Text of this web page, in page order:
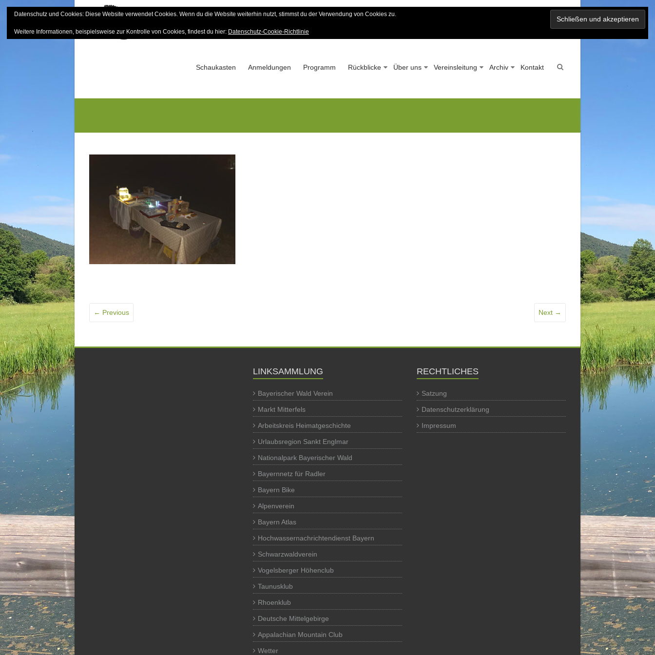
to
Bayerischer Wald-Verein
Sektion Mitterfels e.V. – Seit 1963
Schaukasten Anmeldungen Programm Rückblicke Über uns Vereinsleitung Archiv Kontakt
← Previous Next →
LINKSAMMLUNG
Bayerischer Wald Verein
Markt Mitterfels
Arbeitskreis Heimatgeschichte
Urlaubsregion Sankt Englmar
Nationalpark Bayerischer Wald
Bayernnetz für Radler
Bayern Bike
Alpenverein
Bayern Atlas
Hochwassernachrichtendienst Bayern
Schwarzwaldverein
Vogelsberger Höhenclub
Taunusklub
Rhoenklub
Deutsche Mittelgebirge
Appalachian Mountain Club
Wetter
RECHTLICHES
Satzung
Datenschutzerklärung
Impressum
Datenschutz und Cookies: Diese Website verwendet Cookies. Wenn du die Website weiterhin nutzt, stimmst du der Verwendung von Cookies zu.
Weitere Informationen, beispielsweise zur Kontrolle von Cookies, findest du hier: Datenschutz-Cookie-Richtlinie